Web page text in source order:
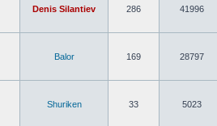
Denis Silantiev 286 41996
Balor 169 28797
Shuriken 33 5023